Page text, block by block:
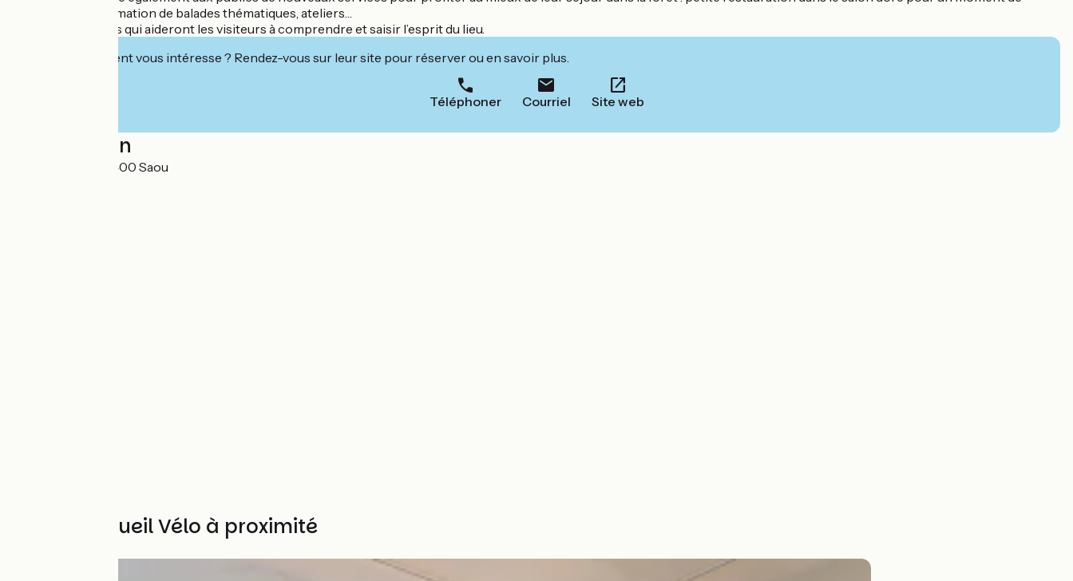
détente, programmation de balades thématiques, ateliers…
Autant de services qui aideront les visiteurs à comprendre et saisir l’esprit du lieu.
Cet établissement vous intéresse ? Rendez-vous sur leur site pour réserver ou en savoir plus.
Téléphoner Courriel Site web
Localisation
Forêt de Saoû 26400 Saou
Autres Accueil Vélo à proximité